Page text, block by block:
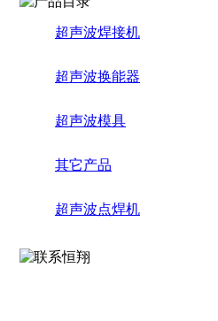
超声波焊接机
超声波换能器
超声波模具
其它产品
超声波点焊机